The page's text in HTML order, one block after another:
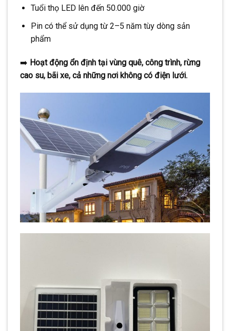
Tuổi thọ LED lên đến 50.000 giờ
Pin có thể sử dụng từ 2–5 năm tùy dòng sản
phẩm
➡️ Hoạt động ổn định tại vùng quê, công trình, rừng
cao su, bãi xe, cả những nơi không có điện lưới.